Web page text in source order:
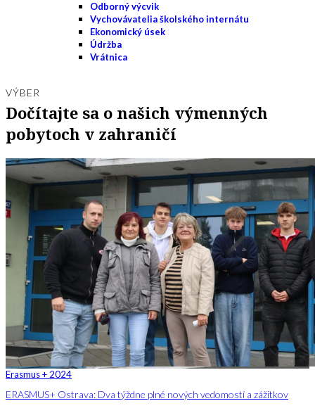
Odborný výcvik
Vychovávatelia školského internátu
Ekonomický úsek
Údržba
Vrátnica
VÝBER
Dočítajte sa o našich výmenných
pobytoch v zahraničí
Erasmus + 2024
ERASMUS+ Ostrava: Dva týždne plné nových vedomostí a zážitkov